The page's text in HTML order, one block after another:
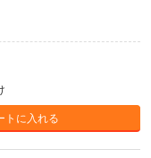
トに入れる